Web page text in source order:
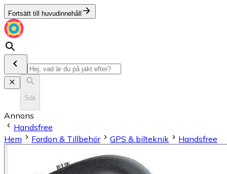
Fortsätt till huvudinnehåll
Sök
Annons
Handsfree
Hem
Fordon & Tillbehör GPS & bilteknik Handsfree